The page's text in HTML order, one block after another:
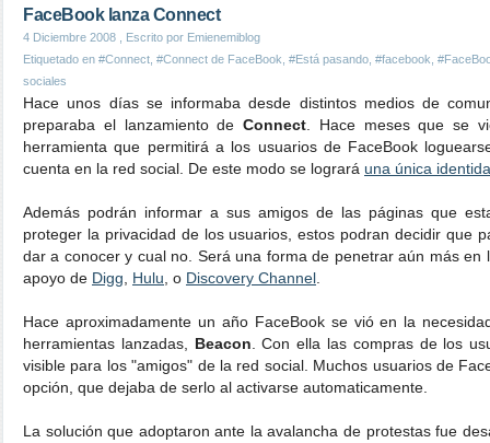
FaceBook lanza Connect
4 Diciembre 2008 , Escrito por Emienemiblog
Etiquetado en #Connect #Connect de FaceBook #Está pasando #facebook
sociales
Hace unos días se informaba desde distintos medios de
preparaba el lanzamiento deConnect . Hace meses que se
herramienta que permitirá a los usuarios de FaceBook
cuenta en la red social. De este modo se logrará una única
Además podrán informar a sus amigos de las páginas que
proteger la privacidad de los usuarios, estos podran decidir que
dar a conocer y cual no. Será una forma de penetrar aún más en
apoyo de Digg Hulu , o Discovery Channel
Hace aproximadamente un año FaceBook se vió en la
herramientas lanzadas, Beacon . Con ella las compras de los
visible para los "amigos" de la red social. Muchos usuarios de
opción, que dejaba de serlo al activarse automaticamente.
La solución que adoptaron ante la avalancha de protestas fue